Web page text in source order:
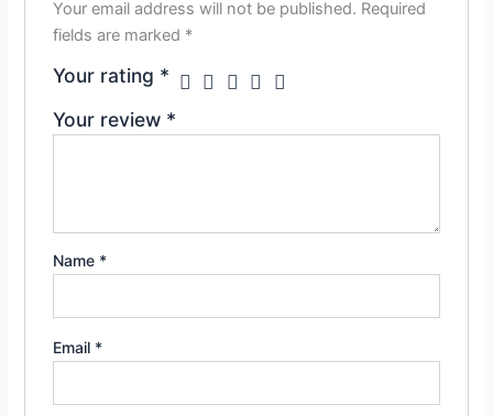
Your email address will not be published. Required
fields are marked *
Your rating *
Your review *
Name *
Email *